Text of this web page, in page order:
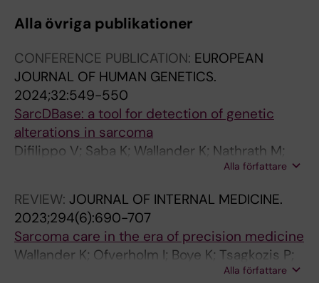
Alla övriga publikationer
CONFERENCE PUBLICATION: EUROPEAN
JOURNAL OF HUMAN GENETICS.
2024;32:549-550
SarcDBase: a tool for detection of genetic
alterations in sarcoma
Difilippo V; Saba K; Wallander K; Nathrath M;
Alla författare
REVIEW: JOURNAL OF INTERNAL MEDICINE.
2023;294(6):690-707
Sarcoma care in the era of precision medicine
Wallander K; Ofverholm I; Boye K; Tsagkozis P;
Papakonstantinou A; Lin Y; de Flon FHAlla författare